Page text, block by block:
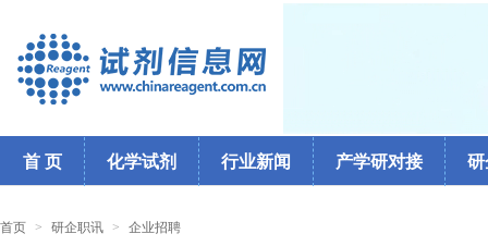
首 页 化学试剂 行业新闻 产学研对接 研
首页 > 研企职讯 > 企业招聘